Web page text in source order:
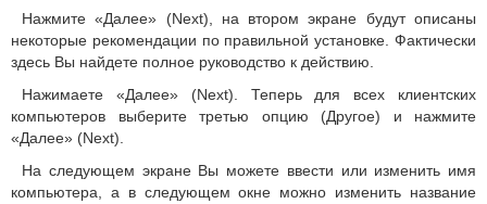
Нажмите «Далее» (Next), на втором экране будут описаны
некоторые рекомендации по правильной установке. Фактически
здесь Вы найдете полное руководство к действию.
Нажимаете «Далее» (Next). Теперь для всех клиентских
компьютеров выберите третью опцию (Другое) и нажмите
«Далее» (Next).
На следующем экране Вы можете ввести или изменить имя
компьютера, а в следующем окне можно изменить название